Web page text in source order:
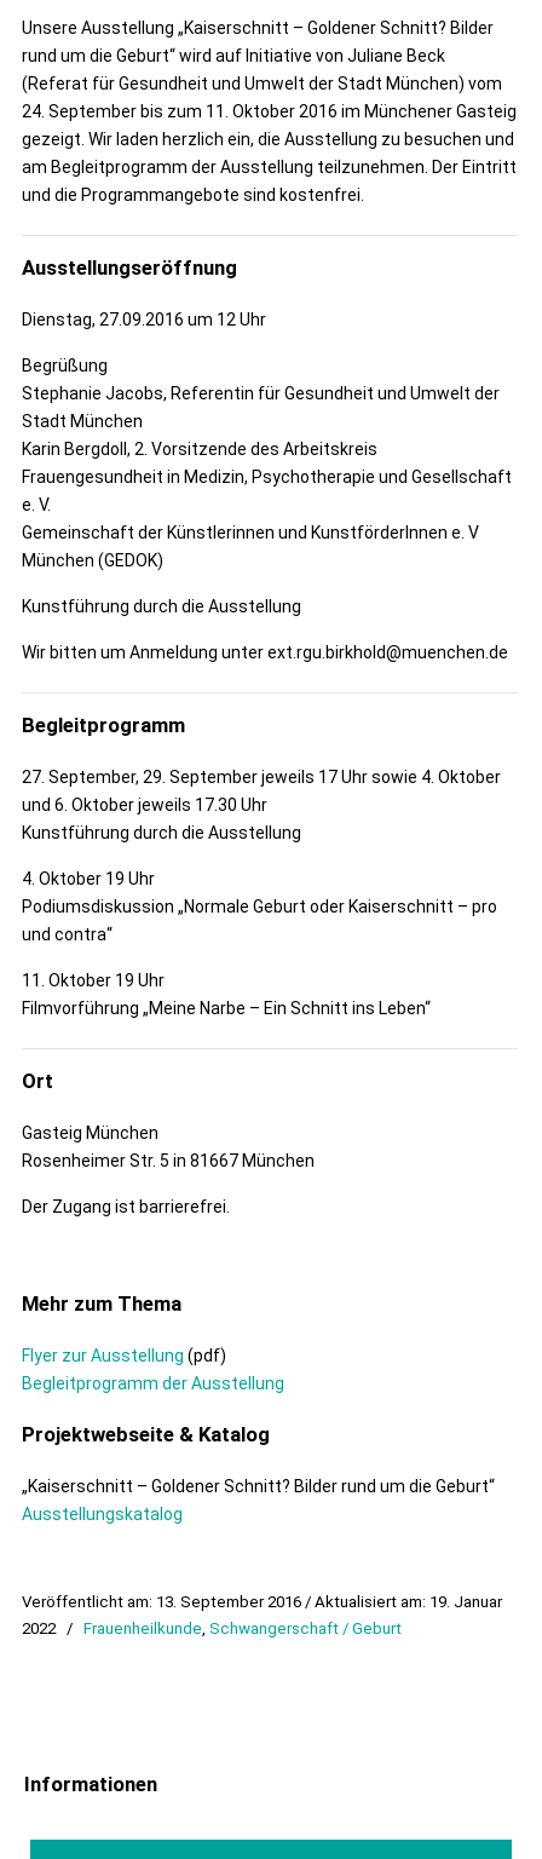
Unsere Ausstellung „Kaiserschnitt – Goldener Schnitt? Bilder
rund um die Geburt“ wird auf Initiative von Juliane Beck
(Referat für Gesundheit und Umwelt der Stadt München) vom
24. September bis zum 11. Oktober 2016 im Münchener Gasteig
gezeigt. Wir laden herzlich ein, die Ausstellung zu besuchen und
am Begleitprogramm der Ausstellung teilzunehmen. Der Eintritt
und die Programmangebote sind kostenfrei.
Ausstellungseröffnung
Dienstag, 27.09.2016 um 12 Uhr
Begrüßung
Stephanie Jacobs, Referentin für Gesundheit und Umwelt der
Stadt München
Karin Bergdoll, 2. Vorsitzende des Arbeitskreis
Frauengesundheit in Medizin, Psychotherapie und Gesellschaft
e. V.
Gemeinschaft der Künstlerinnen und KunstförderInnen e. V
München (GEDOK)
Kunstführung durch die Ausstellung
Wir bitten um Anmeldung unter ext.rgu.birkhold@muenchen.de
Begleitprogramm
27. September, 29. September jeweils 17 Uhr sowie 4. Oktober
und 6. Oktober jeweils 17.30 Uhr
Kunstführung durch die Ausstellung
4. Oktober 19 Uhr
Podiumsdiskussion „Normale Geburt oder Kaiserschnitt – pro
und contra“
11. Oktober 19 Uhr
Filmvorführung „Meine Narbe – Ein Schnitt ins Leben“
Ort
Gasteig München
Rosenheimer Str. 5 in 81667 München
Der Zugang ist barrierefrei.
Mehr zum Thema
Flyer zur Ausstellung (pdf)
Begleitprogramm der Ausstellung
Projektwebseite & Katalog
„Kaiserschnitt – Goldener Schnitt? Bilder rund um die Geburt“
Ausstellungskatalog
Veröffentlicht am: 13. September 2016 / Aktualisiert am: 19. Januar
2022 / Frauenheilkunde, Schwangerschaft / Geburt
Informationen